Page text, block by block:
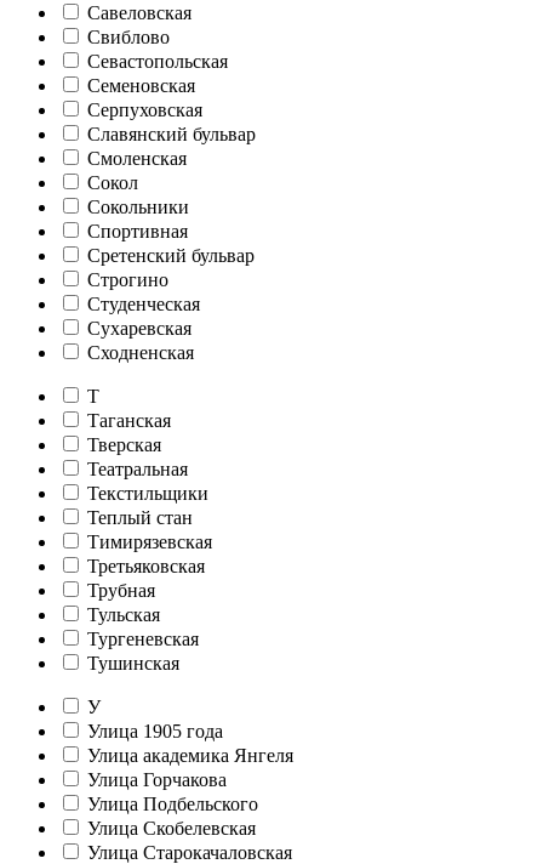
Савеловская
Свиблово
Севастопольская
Семеновская
Серпуховская
Славянский бульвар
Смоленская
Сокол
Сокольники
Спортивная
Сретенский бульвар
Строгино
Студенческая
Сухаревская
Сходненская
Т
Таганская
Тверская
Театральная
Текстильщики
Теплый стан
Тимирязевская
Третьяковская
Трубная
Тульская
Тургеневская
Тушинская
У
Улица 1905 года
Улица академика Янгеля
Улица Горчакова
Улица Подбельского
Улица Скобелевская
Улица Старокачаловская